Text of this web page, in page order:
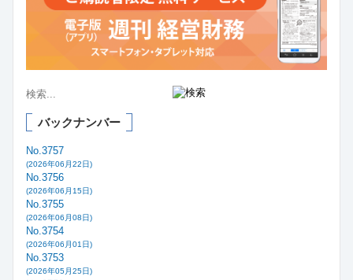
バックナンバー
No.3757
(2026年06月22日)
No.3756
(2026年06月15日)
No.3755
(2026年06月08日)
No.3754
(2026年06月01日)
No.3753
(2026年05月25日)